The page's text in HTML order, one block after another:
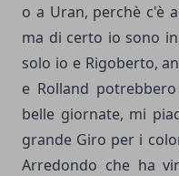
o a Uran, perchè c'è
ma di certo io sono
solo io e Rigoberto,
e Rolland
belle giornate, mi
grande Giro per i
Arredondo che ha